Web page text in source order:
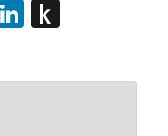
LinkedIn
Kindle